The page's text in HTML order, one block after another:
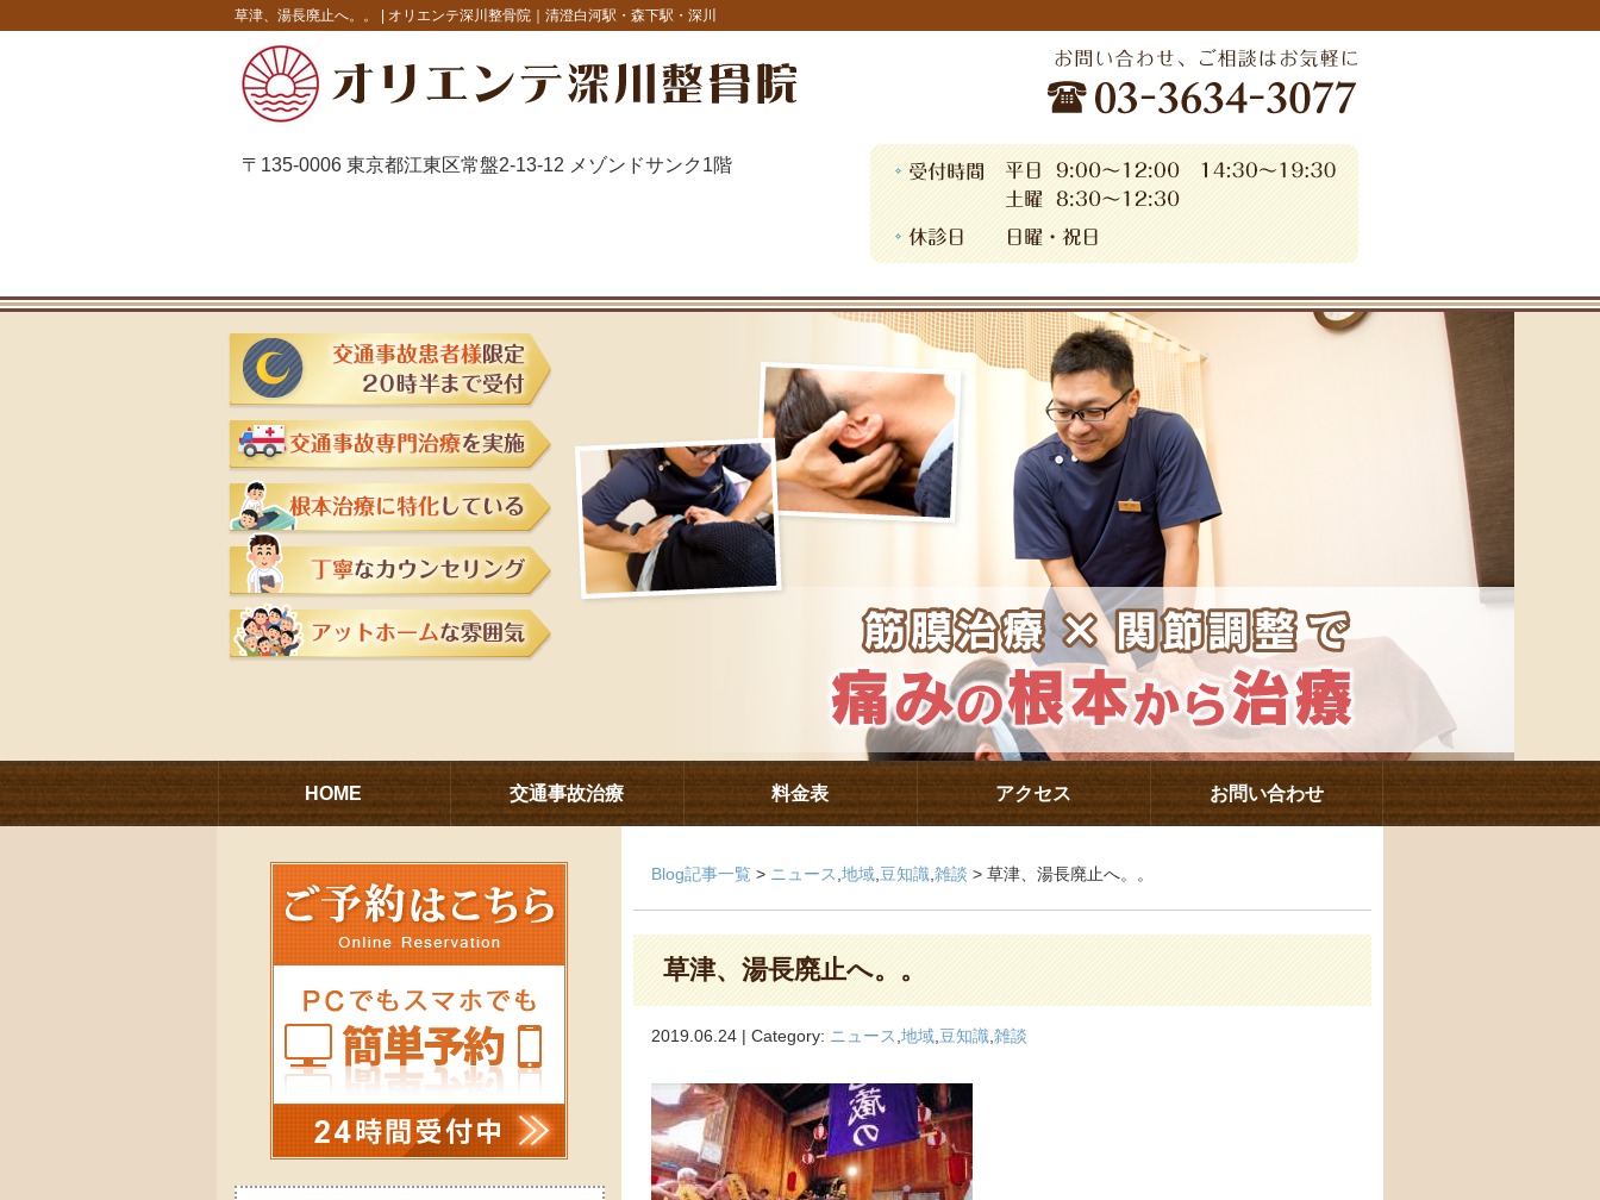
草津、湯長廃止へ。。 | オリエンテ深川整骨院｜清澄白河駅・森下駅・深川
〒135-0006 東京都江東区常盤2-13-12 メゾンドサンク1階
HOME 交通事故治療 料金表 アクセス お問い合わせ
Blog記事一覧 > ニュース 地域 豆知識 雑談 > 草津、湯長廃止へ。。
草津、湯長廃止へ。。
2019.06.24 | Category: ニュース 地域 豆知識 雑談